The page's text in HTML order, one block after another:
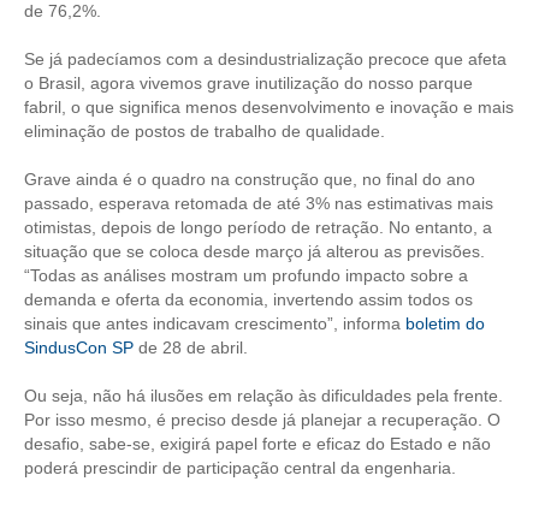
CONTRIBUIÇÃO ASSOCIATIVA OU ANUIDADE DE SÓCIO
CONTRIBUIÇÃO SINDICAL URBANA
REVISÃO DE APOSENTADORIA
FGTS CORREÇÃO
LEGISLAÇÃO
LEI 4.950-A/1966 – PISO SALARIAL
LEI 5.194/1966 – REGULAMENTAÇÃO DA PROFISSÃO
LEI 6.496/1977 – ART
RES 1.002/2002 – CÓDIGO DE ÉTICA
de 76,2%.
Se já padecíamos com a desindustrialização precoce que afeta
o Brasil, agora vivemos grave inutilização do nosso parque
fabril, o que significa menos desenvolvimento e inovação e mais
eliminação de postos de trabalho de qualidade.
Grave ainda é o quadro na construção que, no final do ano
passado, esperava retomada de até 3% nas estimativas mais
otimistas, depois de longo período de retração. No entanto, a
situação que se coloca desde março já alterou as previsões.
“Todas as análises mostram um profundo impacto sobre a
demanda e oferta da economia, invertendo assim todos os
sinais que antes indicavam crescimento”, informa boletim do
SindusCon SP de 28 de abril.
Ou seja, não há ilusões em relação às dificuldades pela frente.
Por isso mesmo, é preciso desde já planejar a recuperação. O
desafio, sabe-se, exigirá papel forte e eficaz do Estado e não
poderá prescindir de participação central da engenharia.